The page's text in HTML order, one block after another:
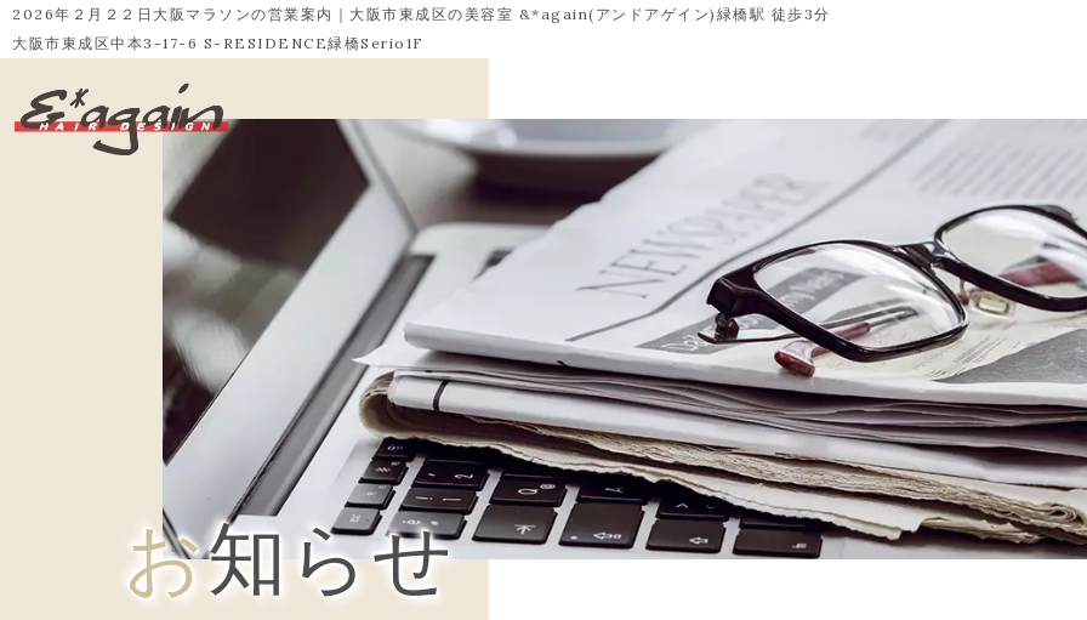
2026年２月２２日大阪マラソンの営業案内｜大阪市東成区の美容室 &*again(アンドアゲイン)緑橋駅 徒歩3分
大阪市東成区中本3-17-6 S-RESIDENCE緑橋Serio1F
お知らせ